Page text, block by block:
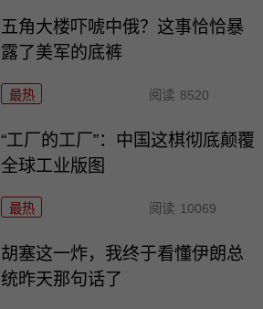
五角大楼吓唬中俄？这事恰恰暴
露了美军的底裤
最热 阅读 8520
“工厂的工厂”：中国这棋彻底颠覆
全球工业版图
最热 阅读 10069
胡塞这一炸，我终于看懂伊朗总
统昨天那句话了